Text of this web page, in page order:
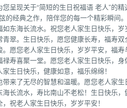
呈现关于“简短的生日祝福语 老人”的
的经典之作，陪伴您的每一个精彩瞬间。
东海长流水。祝您老人家生日快乐，岁
翠。生日快乐，愿您健康长寿，福寿双
愿您老人家生日快乐，岁岁平安，福寿
寿喜聚一堂。愿您老人家生日快乐，身
生日快乐，健康如意，福乐绵绵！
来了无尽的智慧和温暖。愿您老人家生
长流水，寿比南山不老松！生日快乐，
祝老人家生日快乐，岁岁平安！